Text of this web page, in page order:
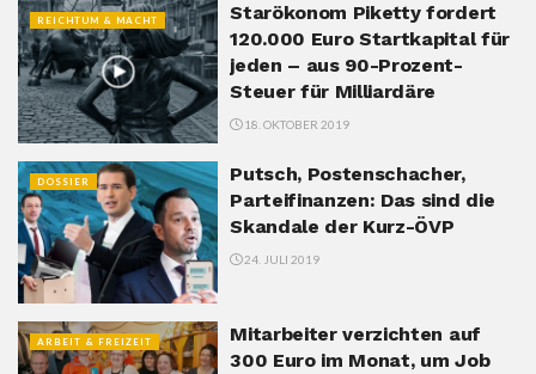
REICHTUM & MACHT
Starökonom Piketty fordert
120.000 Euro Startkapital für
jeden – aus 90-Prozent-
Steuer für Milliardäre
18. OKTOBER 2019
DOSSIER
Putsch, Postenschacher,
Parteifinanzen: Das sind die
Skandale der Kurz-ÖVP
24. JULI 2019
ARBEIT & FREIZEIT
Mitarbeiter verzichten auf
300 Euro im Monat, um Job